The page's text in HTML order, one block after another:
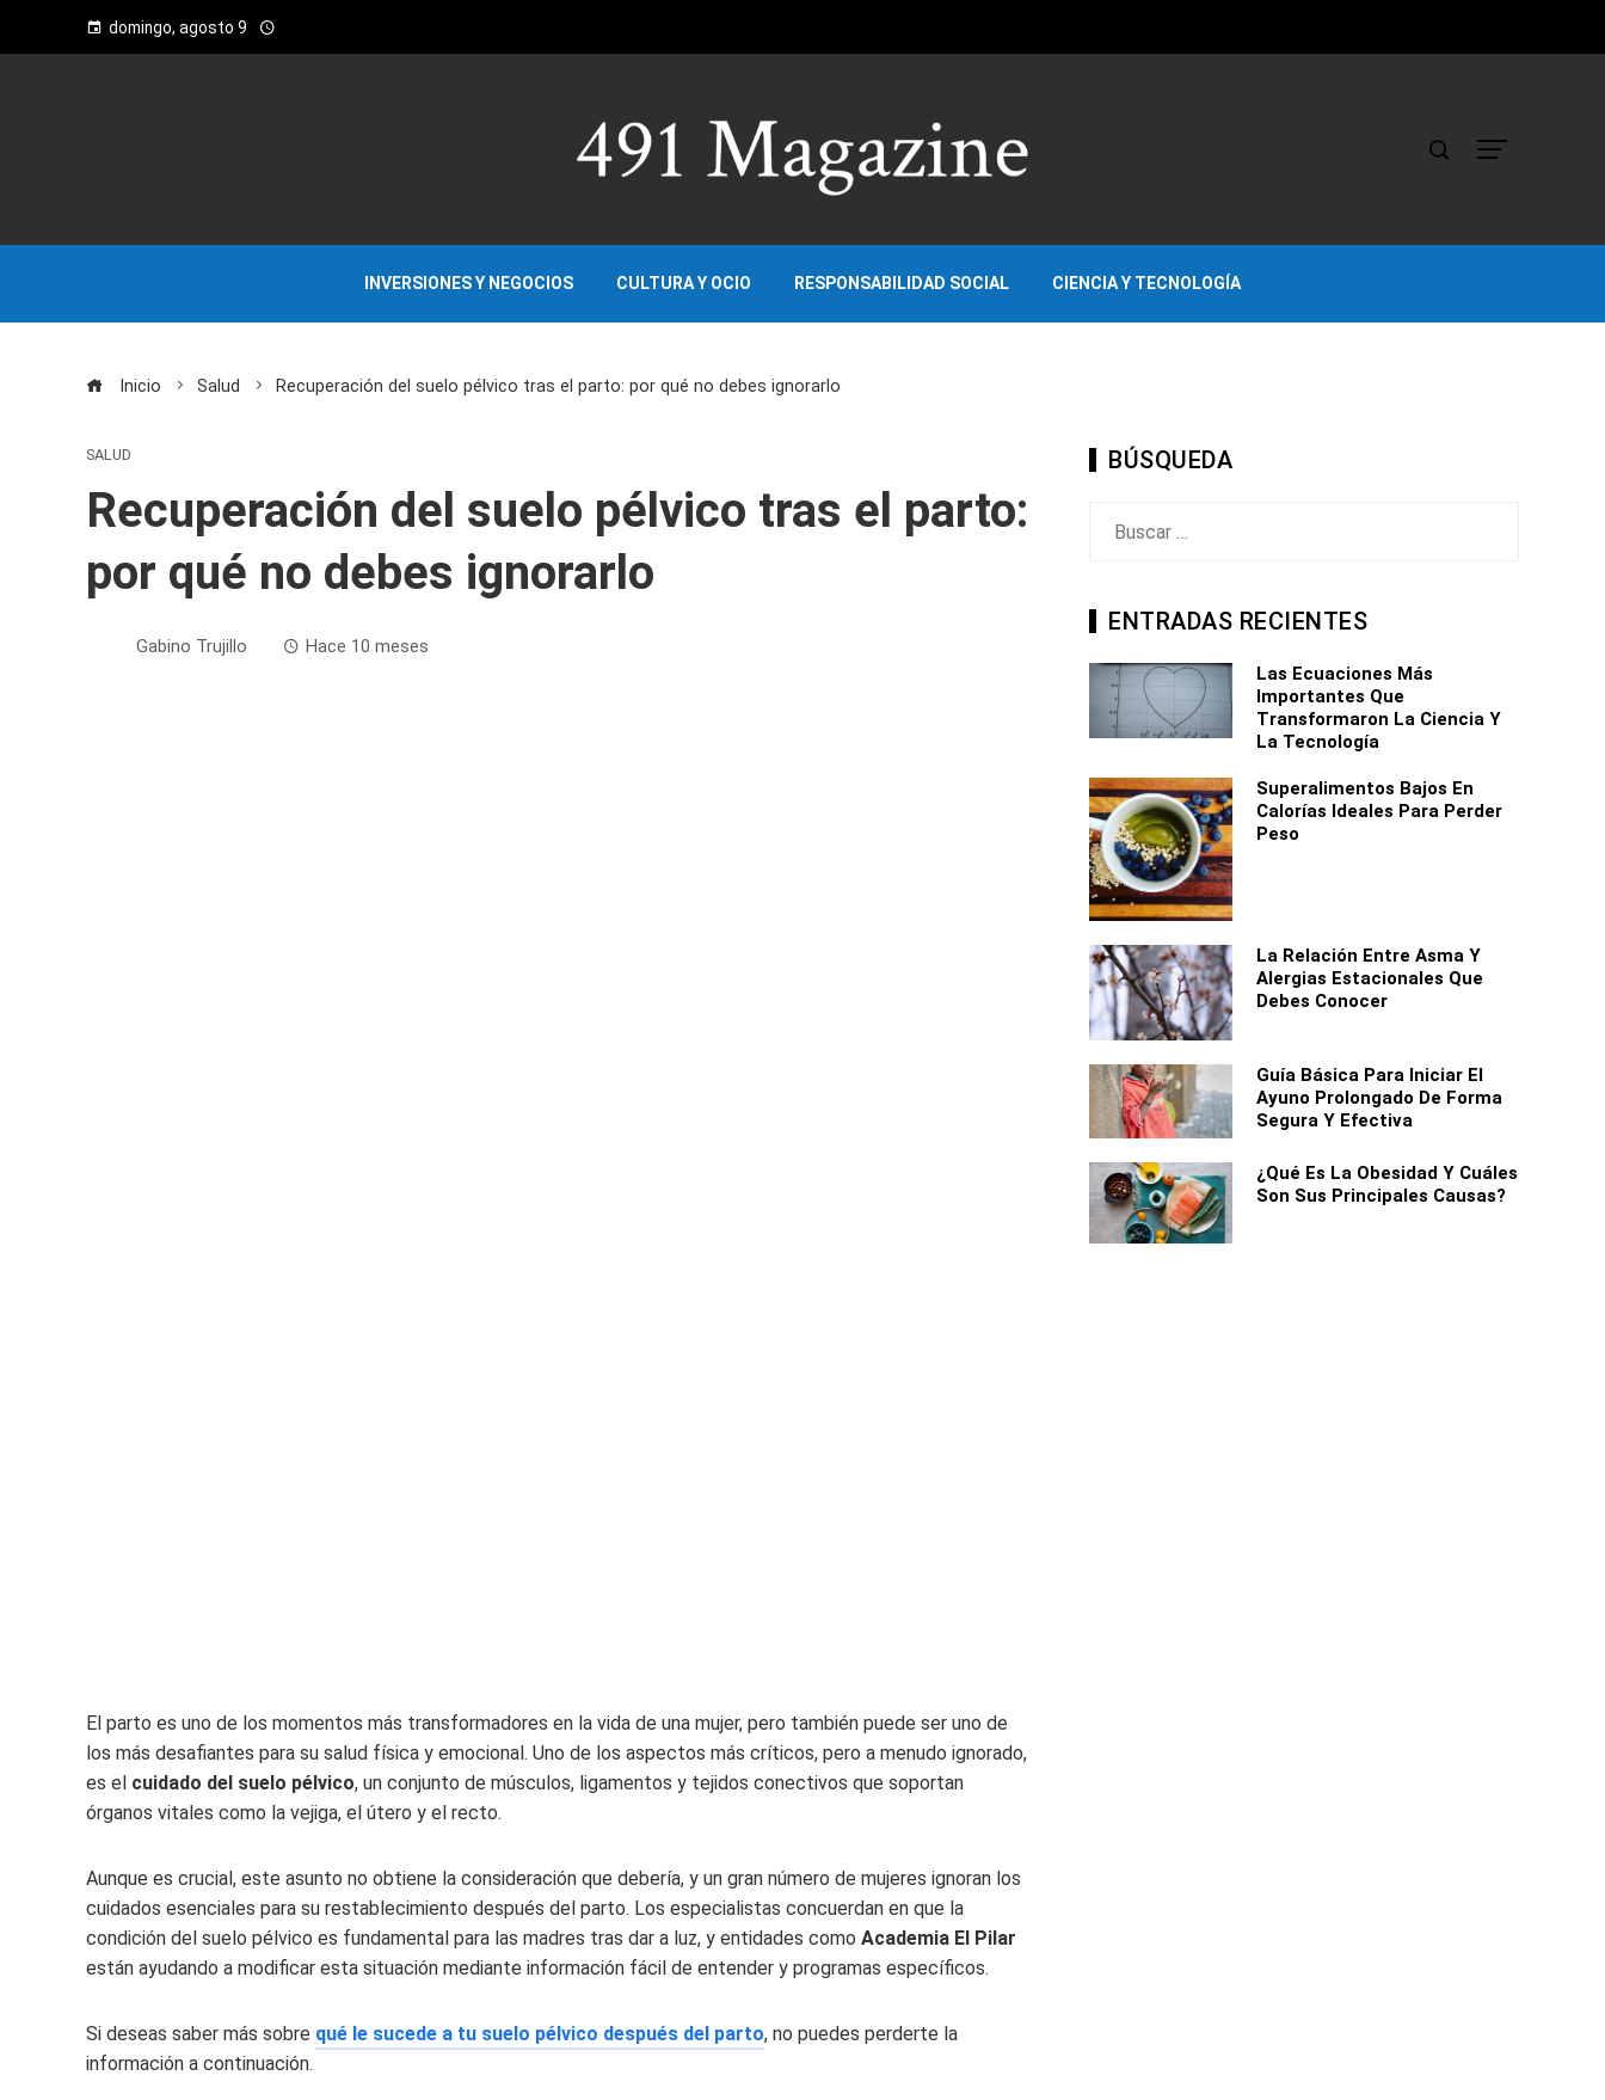
domingo, agosto 9
INVERSIONES Y NEGOCIOS CULTURA Y OCIO RESPONSABILIDAD SOCIAL CIENCIA Y TECNOLOGÍA
Inicio Salud Recuperación del suelo pélvico tras el parto: por qué no debes ignorarlo
SALUD
Recuperación del suelo pélvico tras el parto:
por qué no debes ignorarlo
Gabino Trujillo Hace 10 meses
El parto es uno de los momentos más transformadores en la vida de una mujer, pero también puede ser uno de
los más desafiantes para su salud física y emocional. Uno de los aspectos más críticos, pero a menudo ignorado,
es el cuidado del suelo pélvico, un conjunto de músculos, ligamentos y tejidos conectivos que soportan
órganos vitales como la vejiga, el útero y el recto.
Aunque es crucial, este asunto no obtiene la consideración que debería, y un gran número de mujeres ignoran los
cuidados esenciales para su restablecimiento después del parto. Los especialistas concuerdan en que la
condición del suelo pélvico es fundamental para las madres tras dar a luz, y entidades como Academia El Pilar
están ayudando a modificar esta situación mediante información fácil de entender y programas específicos.
Si deseas saber más sobre qué le sucede a tu suelo pélvico después del parto, no puedes perderte la
información a continuación.
BÚSQUEDA
ENTRADAS RECIENTES
Las Ecuaciones Más
Importantes Que
Transformaron La Ciencia Y
La Tecnología
Superalimentos Bajos En
Calorías Ideales Para Perder
Peso
La Relación Entre Asma Y
Alergias Estacionales Que
Debes Conocer
Guía Básica Para Iniciar El
Ayuno Prolongado De Forma
Segura Y Efectiva
¿Qué Es La Obesidad Y Cuáles
Son Sus Principales Causas?